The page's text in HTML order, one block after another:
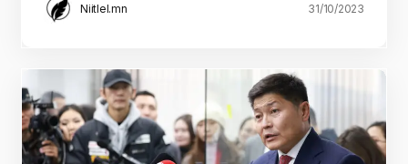
Niitlel.mn 31/10/2023